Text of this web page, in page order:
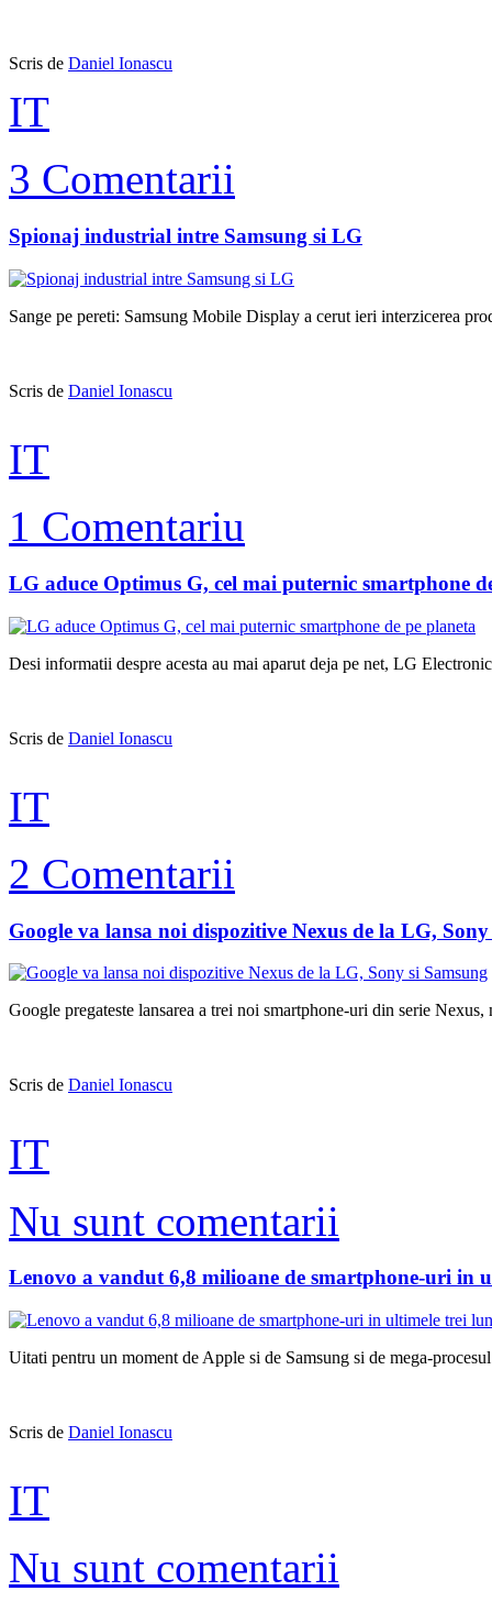
Scris de Daniel Ionascu
IT
3 Comentarii
Spionaj industrial intre Samsung si LG
Sange pe pereti: Samsung Mobile Display a cerut ieri interzicerea
Scris de Daniel Ionascu
IT
1 Comentariu
LG aduce Optimus G, cel mai puternic smartphone
Desi informatii despre acesta au mai aparut deja pe net, LG
Scris de Daniel Ionascu
IT
2 Comentarii
Google va lansa noi dispozitive Nexus de la LG,
Google pregateste lansarea a trei noi smartphone-uri din serie
Scris de Daniel Ionascu
IT
Nu sunt comentarii
Lenovo a vandut 6,8 milioane de smartphone-uri in
Uitati pentru un moment de Apple si de Samsung si de mega-
Scris de Daniel Ionascu
IT
Nu sunt comentarii